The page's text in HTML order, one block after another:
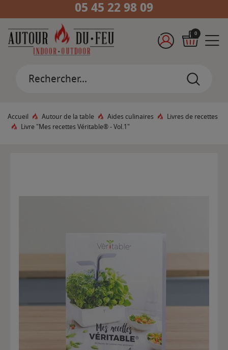
05 45 22 98 09
0
Accueil Autour de la table Aides culinaires
Livres de recettes
Livre "Mes recettes Véritable® - Vol.1"